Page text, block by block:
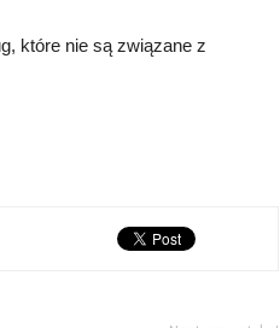
które nie są związane z